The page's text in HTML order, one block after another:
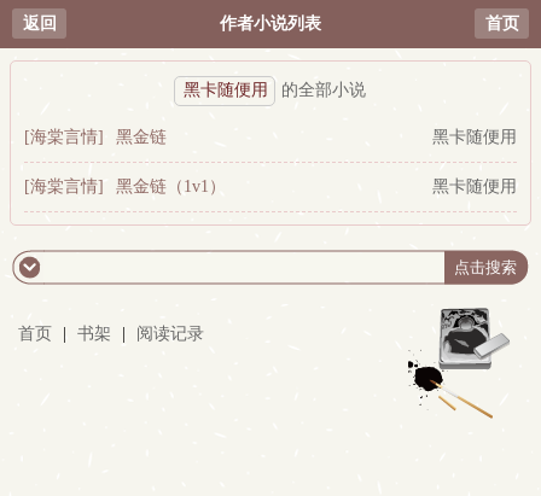
返回 作者小说列表 首页
黑卡随便用 的全部小说
[海棠言情] 黑金链 黑卡随便用
[海棠言情] 黑金链（1v1） 黑卡随便用
首页 书架 阅读记录